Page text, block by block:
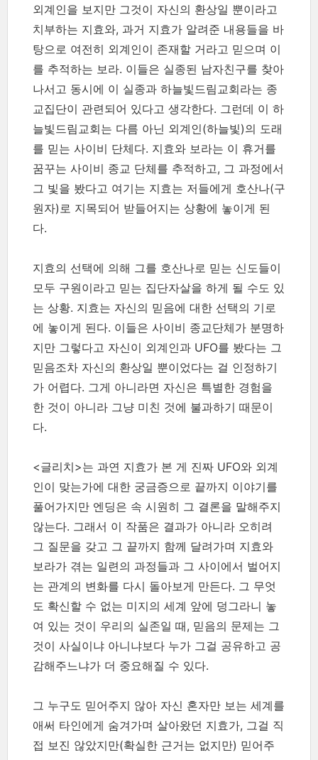
외계인을 보지만 그것이 자신의 환상일 뿐이라고
치부하는 지효와, 과거 지효가 알려준 내용들을 바
탕으로 여전히 외계인이 존재할 거라고 믿으며 이
를 추적하는 보라. 이들은 실종된 남자친구를 찾아
나서고 동시에 이 실종과 하늘빛드림교회라는 종
교집단이 관련되어 있다고 생각한다. 그런데 이 하
늘빛드림교회는 다름 아닌 외계인(하늘빛)의 도래
를 믿는 사이비 단체다. 지효와 보라는 이 휴거를
꿈꾸는 사이비 종교 단체를 추적하고, 그 과정에서
그 빛을 봤다고 여기는 지효는 저들에게 호산나(구
원자)로 지목되어 받들어지는 상황에 놓이게 된
다.
지효의 선택에 의해 그를 호산나로 믿는 신도들이
모두 구원이라고 믿는 집단자살을 하게 될 수도 있
는 상황. 지효는 자신의 믿음에 대한 선택의 기로
에 놓이게 된다. 이들은 사이비 종교단체가 분명하
지만 그렇다고 자신이 외계인과 UFO를 봤다는 그
믿음조차 자신의 환상일 뿐이었다는 걸 인정하기
가 어렵다. 그게 아니라면 자신은 특별한 경험을
한 것이 아니라 그냥 미친 것에 불과하기 때문이
다.
<글리치>는 과연 지효가 본 게 진짜 UFO와 외계
인이 맞는가에 대한 궁금증으로 끝까지 이야기를
풀어가지만 엔딩은 속 시원히 그 결론을 말해주지
않는다. 그래서 이 작품은 결과가 아니라 오히려
그 질문을 갖고 그 끝까지 함께 달려가며 지효와
보라가 겪는 일련의 과정들과 그 사이에서 벌어지
는 관계의 변화를 다시 돌아보게 만든다. 그 무엇
도 확신할 수 없는 미지의 세계 앞에 덩그라니 놓
여 있는 것이 우리의 실존일 때, 믿음의 문제는 그
것이 사실이냐 아니냐보다 누가 그걸 공유하고 공
감해주느냐가 더 중요해질 수 있다.
그 누구도 믿어주지 않아 자신 혼자만 보는 세계를
애써 타인에게 숨겨가며 살아왔던 지효가, 그걸 직
접 보진 않았지만(확실한 근거는 없지만) 믿어주